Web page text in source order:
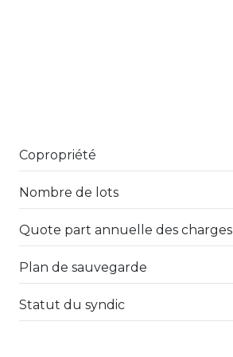
salle d'eau
loggia
Copropriété
Nombre de lots
Quote part annuelle des charges
Plan de sauvegarde
Statut du syndic